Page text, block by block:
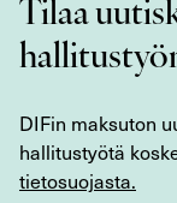
Tilaa
DIFin maksuton
hallitustyötä
tietosuojasta.